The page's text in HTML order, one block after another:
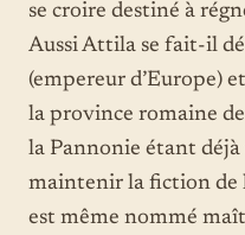
se croire destiné à
Aussi Attila se fait-il
(empereur d’Europe)
la province romaine
la Pannonie étant
maintenir la fiction de
est même nommé